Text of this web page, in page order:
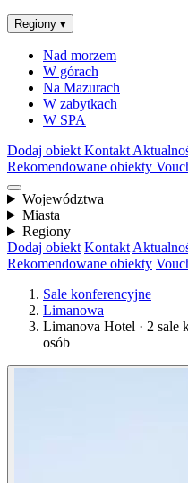
Regiony ▾
Nad morzem
W górach
Na Mazurach
W zabytkach
W SPA
Dodaj obiekt Kontakt
Rekomendowane obiekty
Województwa
Miasta
Regiony
Dodaj obiekt Kontakt
Rekomendowane obiekty
Sale konferencyjne
Limanowa
Limanova Hotel · 2 sale
osób